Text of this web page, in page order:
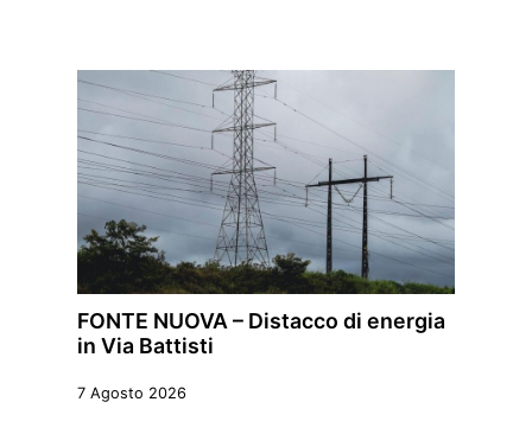
FONTE NUOVA – Distacco di energia
in Via Battisti
7 Agosto 2026